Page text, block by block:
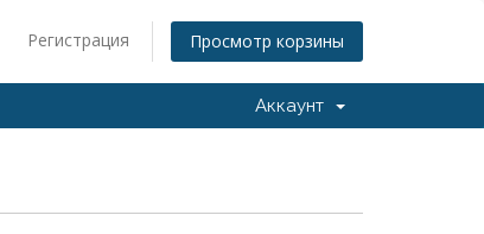
Регистрация Просмотр корзины
Аккаунт